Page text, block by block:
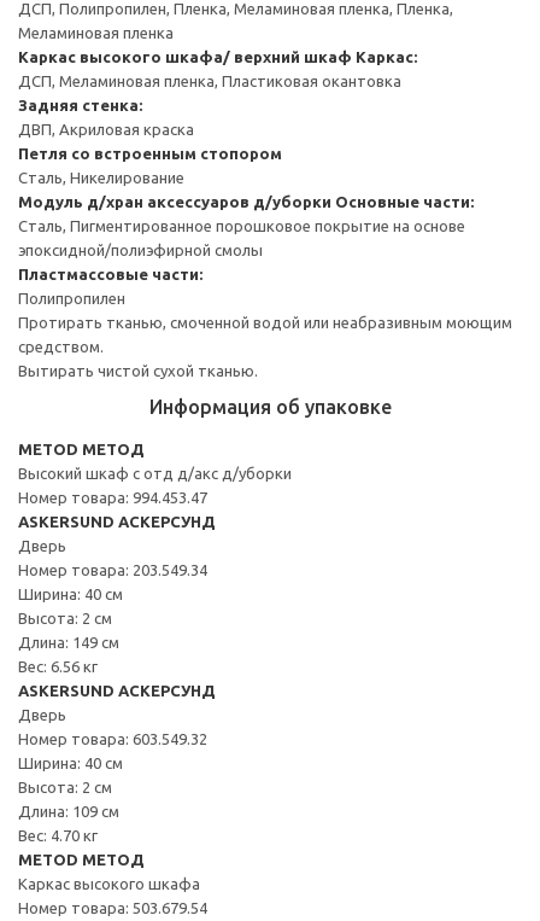
ДСП, Полипропилен, Пленка, Меламиновая пленка, Пленка,
Меламиновая пленка
Каркас высокого шкафа/ верхний шкаф Каркас:
ДСП, Меламиновая пленка, Пластиковая окантовка
Задняя стенка:
ДВП, Акриловая краска
Петля со встроенным стопором
Сталь, Никелирование
Модуль д/хран аксессуаров д/уборки Основные части:
Сталь, Пигментированное порошковое покрытие на основе
эпоксидной/полиэфирной смолы
Пластмассовые части:
Полипропилен
Протирать тканью, смоченной водой или неабразивным моющим
средством.
Вытирать чистой сухой тканью.
Информация об упаковке
METOD МЕТОД
Высокий шкаф с отд д/акс д/уборки
Номер товара: 994.453.47
ASKERSUND АСКЕРСУНД
Дверь
Номер товара: 203.549.34
Ширина: 40 см
Высота: 2 см
Длина: 149 см
Вес: 6.56 кг
ASKERSUND АСКЕРСУНД
Дверь
Номер товара: 603.549.32
Ширина: 40 см
Высота: 2 см
Длина: 109 см
Вес: 4.70 кг
METOD МЕТОД
Каркас высокого шкафа
Номер товара: 503.679.54